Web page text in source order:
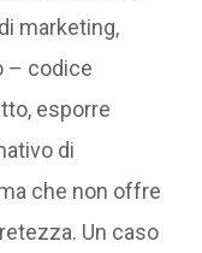
marketing,
– codice
esporre
di
che non offre
Un caso